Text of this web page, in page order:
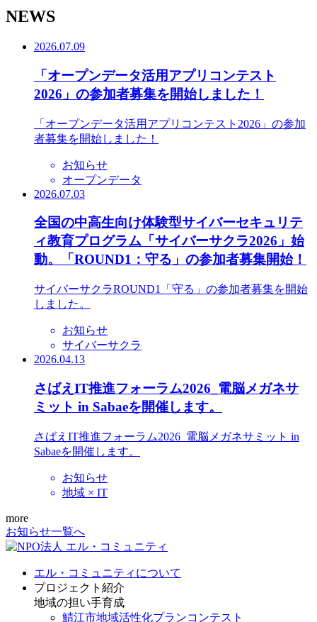
NEWS
2026.07.09
「オープンデータ活用アプリコンテスト
2026」の参加者募集を開始しました！
「オープンデータ活用アプリコンテスト2026」の参加
者募集を開始しました！
お知らせ
オープンデータ
2026.07.03
全国の中高生向け体験型サイバーセキュリテ
ィ教育プログラム「サイバーサクラ2026」始
動。「ROUND1：守る」の参加者募集開始！
サイバーサクラROUND1「守る」の参加者募集を開始
しました。
お知らせ
サイバーサクラ
2026.04.13
さばえIT推進フォーラム2026_電脳メガネサ
ミット in Sabaeを開催します。
さばえIT推進フォーラム2026_電脳メガネサミット in
Sabaeを開催します。
お知らせ
地域 × IT
more
お知らせ一覧へ
エル・コミュニティについて
プロジェクト紹介
地域の担い手育成
鯖江市地域活性化プランコンテスト